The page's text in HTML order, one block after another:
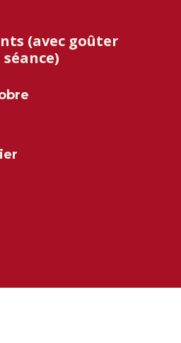
(avec goûter